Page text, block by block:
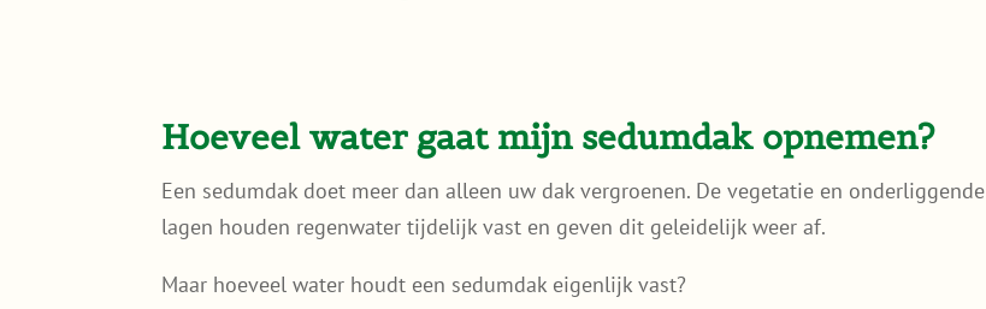
Hoeveel water gaat mijn sedumdak opnemen?
Een sedumdak doet meer dan alleen uw dak vergroenen. De vegetatie en onderliggende
lagen houden regenwater tijdelijk vast en geven dit geleidelijk weer af.
Maar hoeveel water houdt een sedumdak eigenlijk vast?